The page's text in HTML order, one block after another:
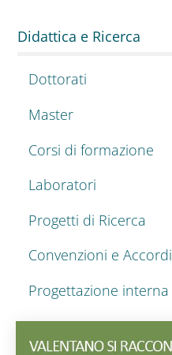
Didattica e Ricerca
Dottorati
Master
Corsi di formazione
Laboratori
Progetti di Ricerca
Convenzioni e Accordi
Progettazione interna